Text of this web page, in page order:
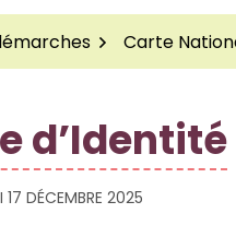
Carte
d’Identité
17 DÉCEMBRE 2025